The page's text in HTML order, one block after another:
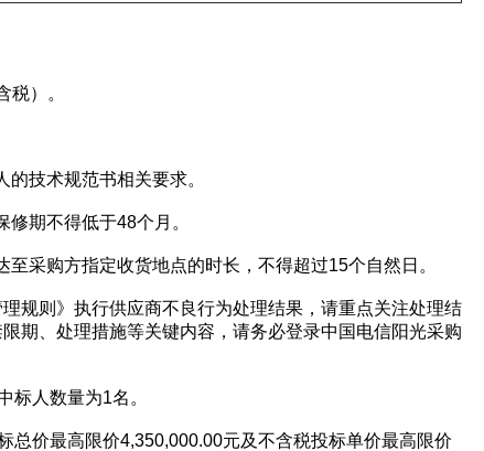
税）。
技术规范书相关要求。
期不得低于48个月。
采购方指定收货地点的时长，不得超过15个自然日。
规则》执行供应商不良行为处理结果，请重点关注处理结
期、处理措施等关键内容，请务必登录中国电信阳光采购
标人数量为1名。
价最高限价4,350,000.00元及不含税投标单价最高限价